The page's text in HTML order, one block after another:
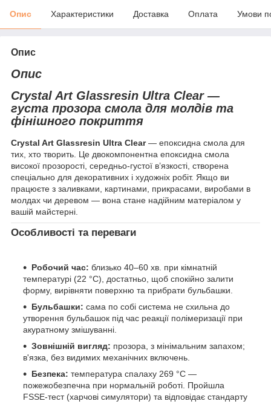
Опис Характеристики Доставка Оплата Умови
Опис
Опис
Crystal Art Glassresin Ultra Clear —
густа прозора смола для молдів та
фінішного покриття
Crystal Art Glassresin Ultra Clear— епоксидна смола для
тих, хто творить. Це двокомпонентна епоксидна смола
високої прозорості, середньо-густої в’язкості, створена
спеціально для декоративних і художніх робіт. Якщо ви
працюєте з заливками, картинами, прикрасами, виробами в
молдах чи деревом — вона стане надійним матеріалом у
вашій майстерні.
Особливості та переваги
Робочий час: близько 40–60 хв. при кімнатній
температурі (22 °С), достатньо, щоб спокійно залити
форму, вирівняти поверхню та прибрати бульбашки.
Бульбашки: сама по собі система не схильна до
утворення бульбашок під час реакції полімеризації при
акуратному змішуванні.
Зовнішній вигляд: прозора, з мінімальним запахом;
в'язка, без видимих механічних включень.
Безпека: температура спалаху 269 °C —
пожежобезпечна при нормальній роботі. Пройшла
FSSE-тест (харчові симулятори) та відповідає стандарту